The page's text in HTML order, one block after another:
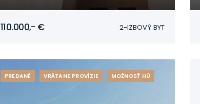
2-IZBOVÝ BYT
110.000,- €
PREDANÉ VRÁTANE PROVÍZIE MOŽNOSŤ HÚ